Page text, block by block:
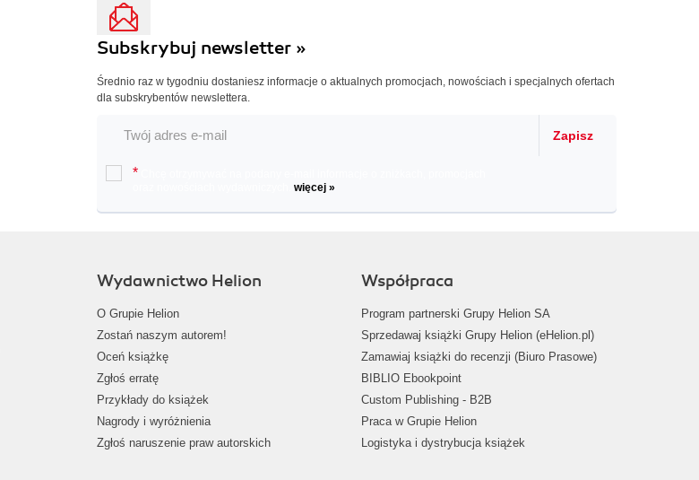
Subskrybuj newsletter »
Średnio raz w tygodniu dostaniesz informacje o aktualnych promocjach, nowościach i specjalnych ofertach
dla subskrybentów newslettera.
Zapisz
*
więcej »
Wydawnictwo Helion
O Grupie Helion
Zostań naszym autorem!
Oceń książkę
Zgłoś erratę
Przykłady do książek
Nagrody i wyróżnienia
Zgłoś naruszenie praw autorskich
Współpraca
Program partnerski Grupy Helion SA
Sprzedawaj książki Grupy Helion (eHelion.pl)
Zamawiaj książki do recenzji (Biuro Prasowe)
BIBLIO Ebookpoint
Custom Publishing - B2B
Praca w Grupie Helion
Logistyka i dystrybucja książek